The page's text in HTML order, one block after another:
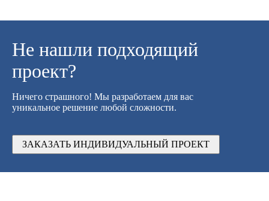
Не нашли подходящий
проект?
Ничего страшного! Мы разработаем для вас
уникальное решение любой сложности.
ЗАКАЗАТЬ ИНДИВИДУАЛЬНЫЙ ПРОЕКТ